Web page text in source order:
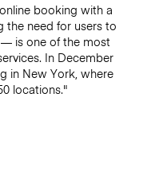
booking with a
need for users to
is one of the most
In December
in New York, where
locations."